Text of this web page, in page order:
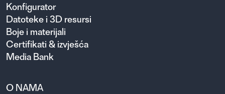
Konfigurator
Datoteke i 3D resursi
Boje i materijali
Certifikati & izvješća
Media Bank
O NAMA